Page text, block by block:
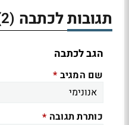
תגובות לכתבה (2)
הגב לכתבה
שם המגיב *
כותרת תגובה *